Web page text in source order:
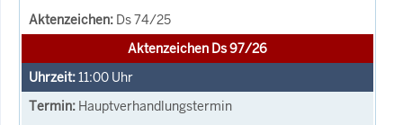
Ds 74/25
Aktenzeichen Ds 97/26
11:00 Uhr
Hauptverhandlungstermin